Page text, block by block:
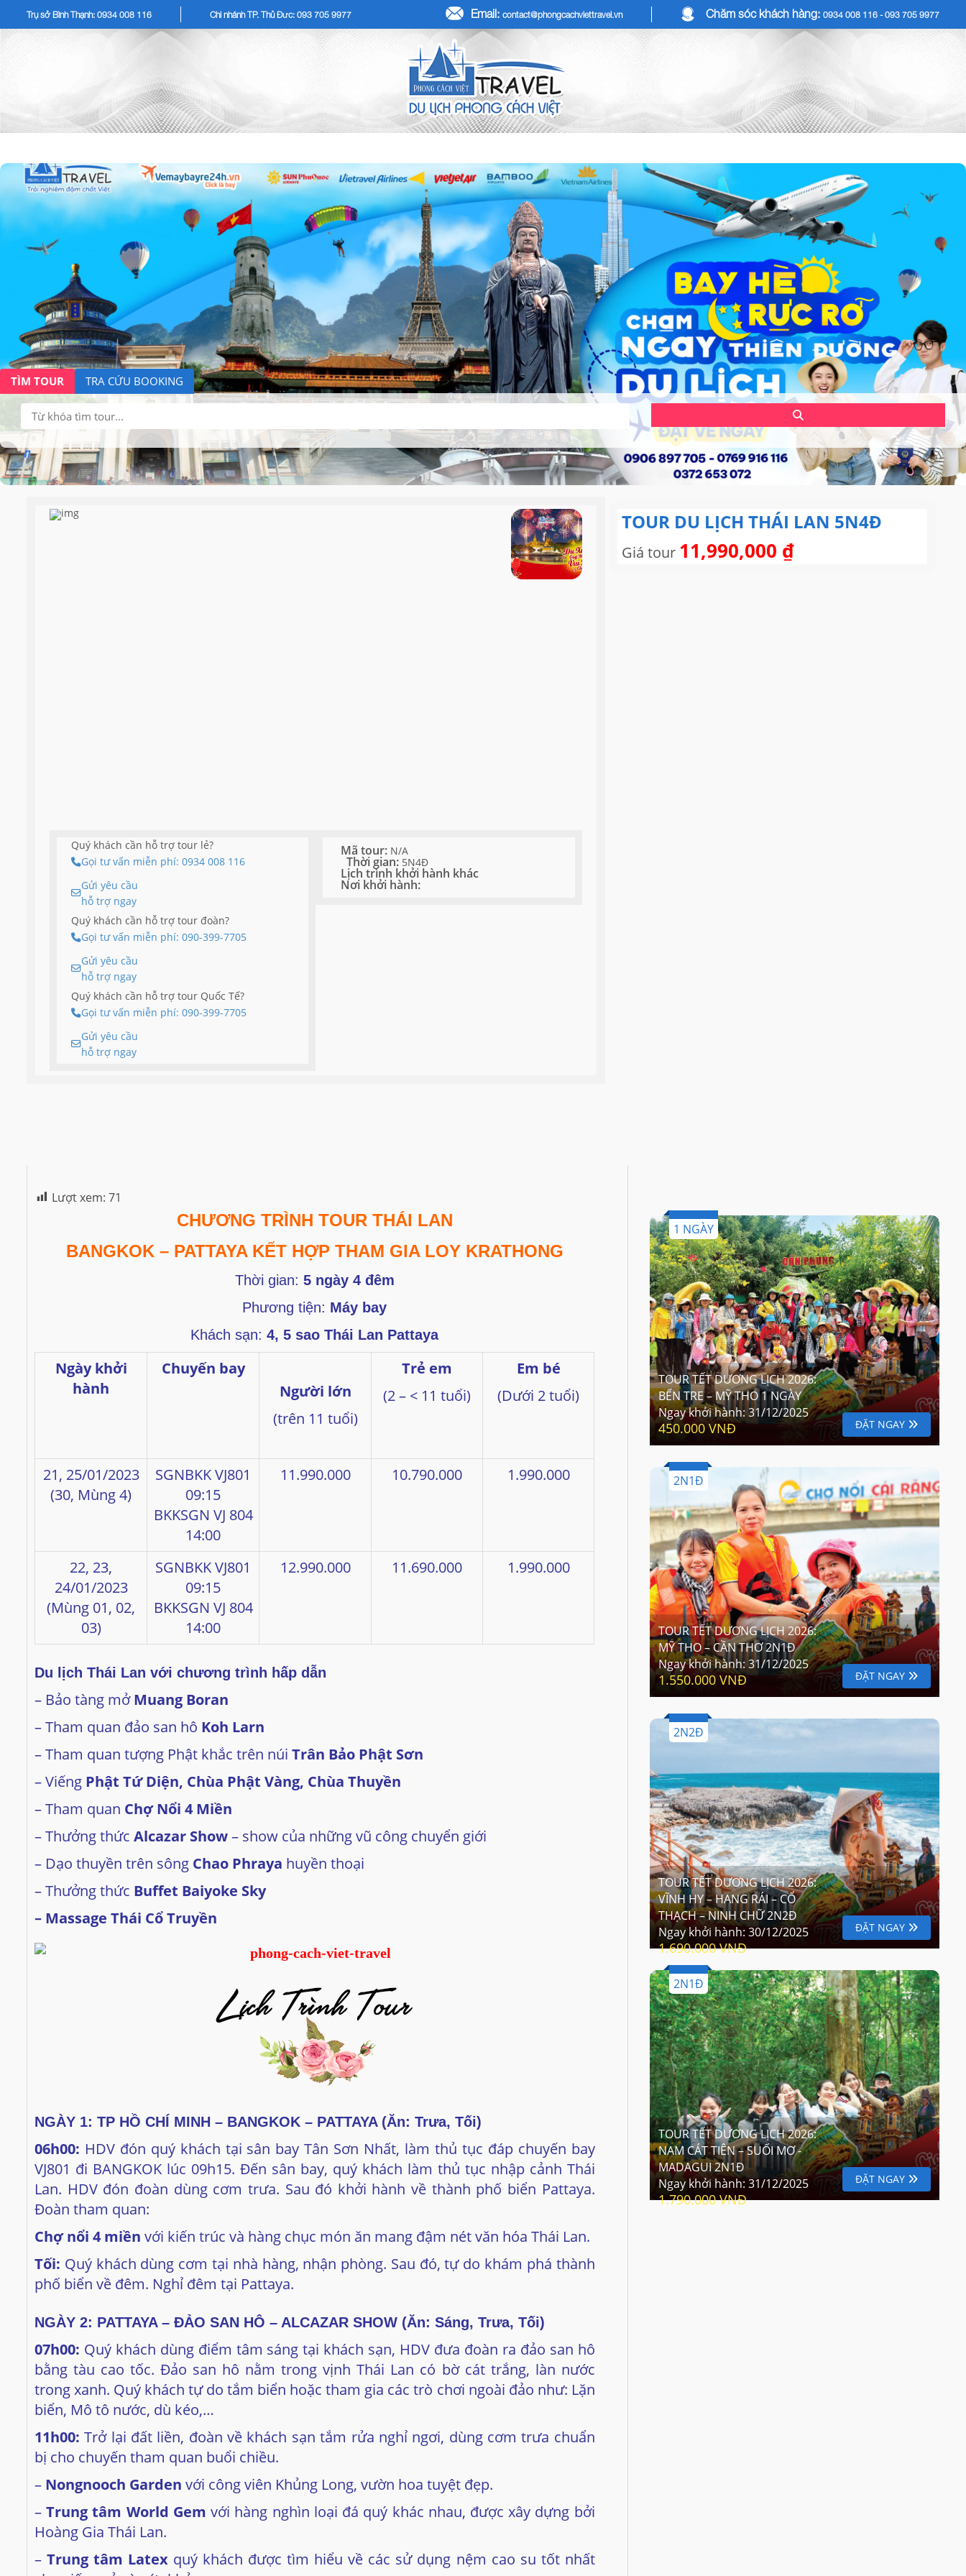
Trụ sở Bình Thạnh: 0934 008 116 Chi nhánh TP. Thủ Đức: 093 705 9977 Email: contact@phongcachviettravel.vn Chăm sóc khách hàng: 0934 008 116 - 093 705 9977
TÌM TOUR TRA CỨU BOOKING
Tìm
kiếm:
Quý khách cần hỗ trợ tour lẻ?
Gọi tư vấn miễn phí: 0934 008 116
Gửi yêu cầu
hỗ trợ ngay
Quý khách cần hỗ trợ tour đoàn?
Gọi tư vấn miễn phí: 090-399-7705
Gửi yêu cầu
hỗ trợ ngay
Quý khách cần hỗ trợ tour Quốc Tế?
Gọi tư vấn miễn phí: 090-399-7705
Gửi yêu cầu
hỗ trợ ngay
Mã tour: N/A
Thời gian: 5N4Đ
Lịch trình khởi hành khác
Nơi khởi hành:
TOUR DU LỊCH THÁI LAN 5N4Đ
Giá tour 11,990,000 ₫
Lượt xem: 71
CHƯƠNG TRÌNH TOUR THÁI LAN
BANGKOK – PATTAYA KẾT HỢP THAM GIA LOY KRATHONG
Thời gian: 5 ngày 4 đêm
Phương tiện: Máy bay
Khách sạn: 4, 5 sao Thái Lan Pattaya
Ngày khởi
hành
Chuyến bay
Người lớn
(trên 11 tuổi)
Trẻ em
(2 – < 11 tuổi)
Em bé
(Dưới 2 tuổi)
21, 25/01/2023
(30, Mùng 4)
SGNBKK VJ801
09:15
BKKSGN VJ 804
14:00
11.990.000 10.790.000 1.990.000
22, 23,
24/01/2023
(Mùng 01, 02,
03)
SGNBKK VJ801
09:15
BKKSGN VJ 804
14:00
12.990.000 11.690.000 1.990.000
Du lịch Thái Lan với chương trình hấp dẫn
– Bảo tàng mởMuang Boran
– Tham quan đảo san hô Koh Larn
– Tham quan tượng Phật khắc trên núi Trân Bảo Phật Sơn
– Viếng Phật Tứ Diện, Chùa Phật Vàng, Chùa Thuyền
– Tham quan Chợ Nổi 4 Miền
– Thưởng thức Alcazar Show– show của những vũ công chuyển giới
– Dạo thuyền trên sông Chao Phraya huyền thoại
– Thưởng thức Buffet Baiyoke Sky
– Massage Thái Cổ Truyền
NGÀY 1: TP HỒ CHÍ MINH – BANGKOK – PATTAYA(Ăn: Trưa, Tối)
06h00: HDV đón quý khách tại sân bay Tân Sơn Nhất, làm thủ tục đáp chuyến bay
VJ801 đi BANGKOK lúc 09h15. Đến sân bay, quý khách làm thủ tục nhập cảnh Thái
Lan. HDV đón đoàn dùng cơm trưa. Sau đó khởi hành về thành phố biển Pattaya.
Đoàn tham quan:
Chợ nổi 4 miền với kiến trúc và hàng chục món ăn mang đậm nét văn hóa Thái Lan.
Tối: Quý khách dùng cơm tại nhà hàng, nhận phòng. Sau đó, tự do khám phá thành
phố biển về đêm. Nghỉ đêm tại Pattaya.
NGÀY 2: PATTAYA – ĐẢO SAN HÔ – ALCAZAR SHOW (Ăn: Sáng, Trưa, Tối)
07h00: Quý khách dùng điểm tâm sáng tại khách sạn, HDV đưa đoàn ra đảo san hô
bằng tàu cao tốc. Đảo san hô nằm trong vịnh Thái Lan có bờ cát trắng, làn nước
trong xanh. Quý khách tự do tắm biển hoặc tham gia các trò chơi ngoài đảo như: Lặn
biển, Mô tô nước, dù kéo,…
11h00: Trở lại đất liền, đoàn về khách sạn tắm rửa nghỉ ngơi, dùng cơm trưa chuẩn
bị cho chuyến tham quan buổi chiều.
– Nongnooch Garden với công viên Khủng Long, vườn hoa tuyệt đẹp.
–Trung tâm World Gem với hàng nghìn loại đá quý khác nhau, được xây dựng bởi
Hoàng Gia Thái Lan.
–Trung tâm Latex quý khách được tìm hiểu về các sử dụng nệm cao su tốt nhất
1 NGÀY
TOUR TẾT DƯƠNG LỊCH 2026:
BẾN TRE – MỸ THO 1 NGÀY
Ngay khởi hành:31/12/2025
450.000 VNĐ ĐẶT NGAY
2N1Đ
TOUR TẾT DƯƠNG LỊCH 2026:
MỸ THO – CẦN THƠ 2N1Đ
Ngay khởi hành:31/12/2025
1.550.000 VNĐ ĐẶT NGAY
2N2Đ
TOUR TẾT DƯƠNG LỊCH 2026:
VĨNH HY – HANG RÁI – CỔ
THẠCH – NINH CHỮ 2N2Đ
Ngay khởi hành:30/12/2025
1.690.000 VNĐ
ĐẶT NGAY
2N1Đ
TOUR TẾT DƯƠNG LỊCH 2026:
NAM CÁT TIÊN – SUỐI MƠ -
MADAGUI 2N1Đ
Ngay khởi hành:31/12/2025
1.790.000 VNĐ
ĐẶT NGAY